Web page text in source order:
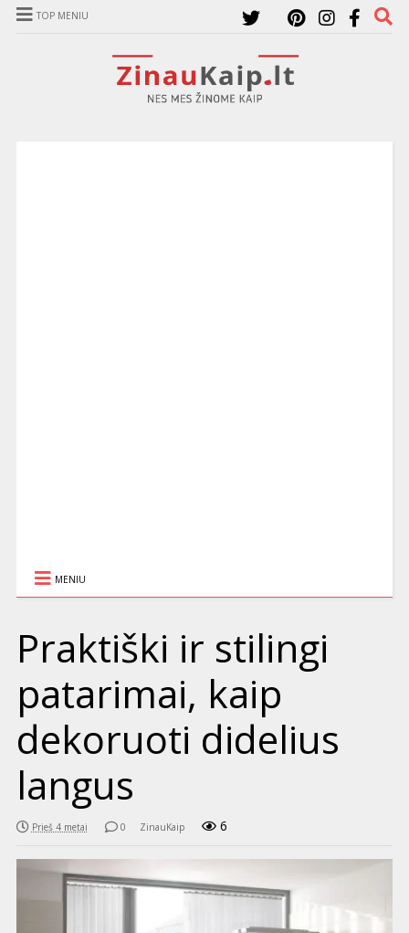
TOP MENIU
MENIU
Praktiški ir stilingi
patarimai, kaip
dekoruoti didelius
langus
Prieš 4 metai 0 ZinauKaip 6